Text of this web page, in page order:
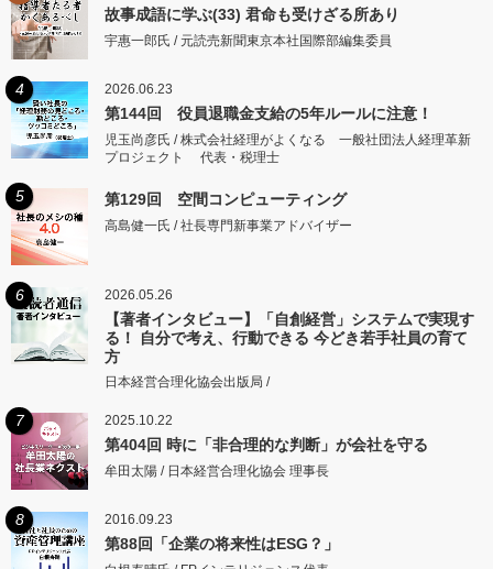
故事成語に学ぶ(33) 君命も受けざる所あり
宇惠一郎氏 / 元読売新聞東京本社国際部編集委員
4 2026.06.23
第144回 役員退職金支給の5年ルールに注意！
児玉尚彦氏 / 株式会社経理がよくなる 一般社団法人経理革新
プロジェクト 代表・税理士
5 第129回 空間コンピューティング
高島健一氏 / 社長専門新事業アドバイザー
6 2026.05.26
【著者インタビュー】「自創経営」システムで実現す
る！ 自分で考え、行動できる 今どき若手社員の育て
方
日本経営合理化協会出版局 /
7 2025.10.22
第404回 時に「非合理的な判断」が会社を守る
牟田太陽 / 日本経営合理化協会 理事長
8 2016.09.23
第88回「企業の将来性はESG？」